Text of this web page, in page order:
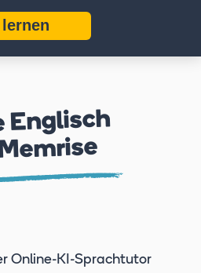
Englisch
Online-KI-Sprachtutor